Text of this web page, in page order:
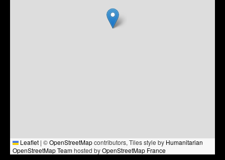
Leaflet | ©OpenStreetMapcontributors, Tiles style by Humanitarian
OpenStreetMap Teamhosted byOpenStreetMap France